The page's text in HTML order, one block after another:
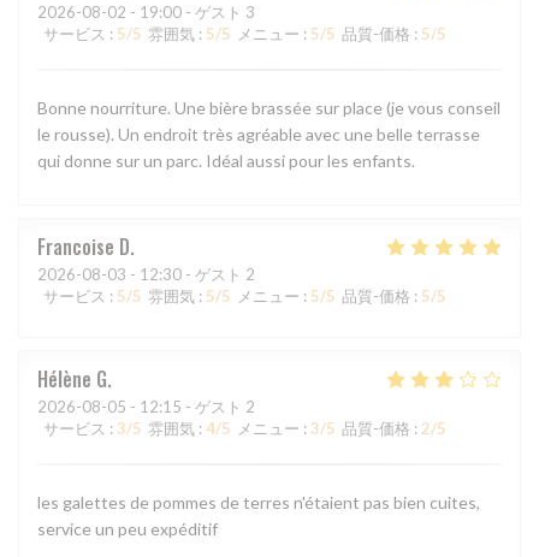
2026-08-02 - 19:00 - ゲスト 3
サービス : 5/5 雰囲気 : 5/5 メニュー : 5/5 品質-価格 : 5/5
Bonne nourriture. Une bière brassée sur place (je vous conseil
le rousse). Un endroit très agréable avec une belle terrasse
qui donne sur un parc. Idéal aussi pour les enfants.
Francoise D
2026-08-03 - 12:30 - ゲスト 2
サービス : 5/5 雰囲気 : 5/5 メニュー : 5/5 品質-価格 : 5/5
Hélène G
2026-08-05 - 12:15 - ゲスト 2
サービス : 3/5 雰囲気 : 4/5 メニュー : 3/5 品質-価格 : 2/5
les galettes de pommes de terres n'étaient pas bien cuites,
service un peu expéditif